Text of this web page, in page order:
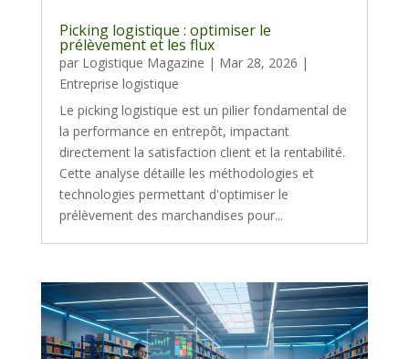
Picking logistique : optimiser le
prélèvement et les flux
par Logistique Magazine | Mar 28, 2026 |
Entreprise logistique
Le picking logistique est un pilier fondamental de
la performance en entrepôt, impactant
directement la satisfaction client et la rentabilité.
Cette analyse détaille les méthodologies et
technologies permettant d'optimiser le
prélèvement des marchandises pour...